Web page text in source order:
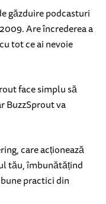
găzduire podcasturi
Are încrederea a
tot ce ai nevoie
face simplu să
BuzzSprout va
care acționează
tău, îmbunătățind
practici din